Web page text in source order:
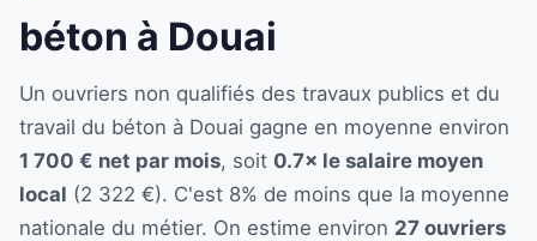
béton à Douai
Un ouvriers non qualifiés des travaux publics et du
travail du béton à Douai gagne en moyenne environ
1 700 € net par mois, soit 0.7× le salaire moyen
local (2 322 €). C'est 8% de moins que la moyenne
nationale du métier. On estime environ 27 ouvriers